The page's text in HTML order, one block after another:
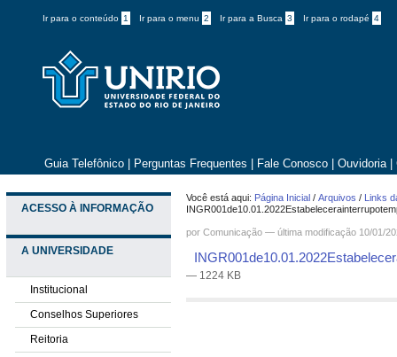
Ir para o conteúdo 1 Ir para o menu 2 Ir para a Busca 3 Ir para o rodapé 4
Guia Telefônico Perguntas Frequentes Fale Conosco Ouvidoria
ACESSO À INFORMAÇÃO
A UNIVERSIDADE
Institucional
Conselhos Superiores
Reitoria
Você está aqui: Página Inicial /Arquivos / Links
porComunicação —última modificação 10/01/
— 1224 KB